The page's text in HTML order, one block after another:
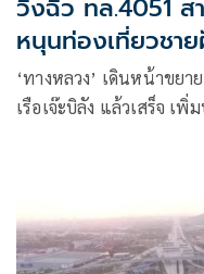
วิ่งฉิว ทล.4051 ส
หนุนท่องเที่ยวชา
‘ทางหลวง’ เดินหน้าขย
เรือเจ๊ะบิลัง แล้วเสร็จ เ